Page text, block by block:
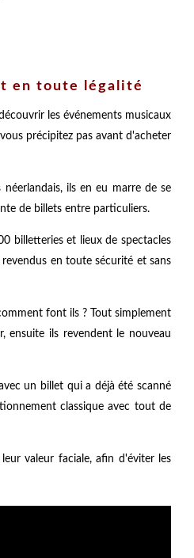
en toute légalité
les événements musicaux
précipitez pas avant d'acheter
ils en eu marre de se
de billets entre particuliers.
billetteries et lieux de spectacles
en toute sécurité et sans
font ils ? Tout simplement
ensuite ils revendent le nouveau
un billet qui a déjà été scanné
classique avec tout de
valeur faciale, afin d'éviter les